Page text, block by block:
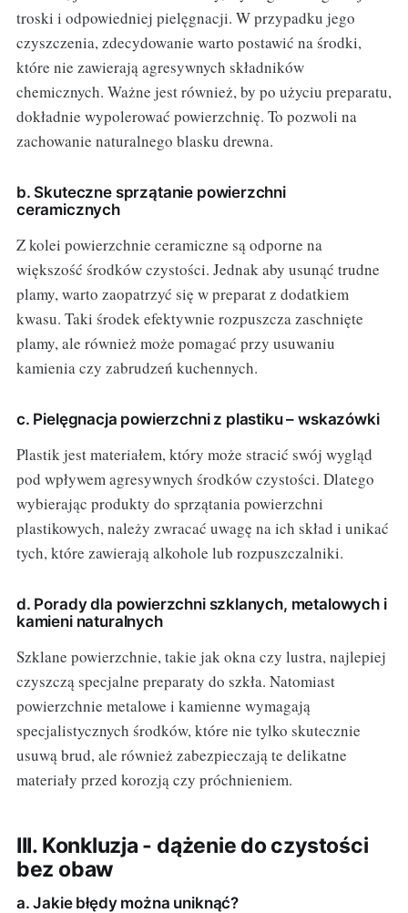
troski i odpowiedniej pielęgnacji. W przypadku jego
czyszczenia, zdecydowanie warto postawić na środki,
które nie zawierają agresywnych składników
chemicznych. Ważne jest również, by po użyciu preparatu,
dokładnie wypolerować powierzchnię. To pozwoli na
zachowanie naturalnego blasku drewna.
b. Skuteczne sprzątanie powierzchni
ceramicznych
Z kolei powierzchnie ceramiczne są odporne na
większość środków czystości. Jednak aby usunąć trudne
plamy, warto zaopatrzyć się w preparat z dodatkiem
kwasu. Taki środek efektywnie rozpuszcza zaschnięte
plamy, ale również może pomagać przy usuwaniu
kamienia czy zabrudzeń kuchennych.
c. Pielęgnacja powierzchni z plastiku – wskazówki
Plastik jest materiałem, który może stracić swój wygląd
pod wpływem agresywnych środków czystości. Dlatego
wybierając produkty do sprzątania powierzchni
plastikowych, należy zwracać uwagę na ich skład i unikać
tych, które zawierają alkohole lub rozpuszczalniki.
d. Porady dla powierzchni szklanych, metalowych i
kamieni naturalnych
Szklane powierzchnie, takie jak okna czy lustra, najlepiej
czyszczą specjalne preparaty do szkła. Natomiast
powierzchnie metalowe i kamienne wymagają
specjalistycznych środków, które nie tylko skutecznie
usuwą brud, ale również zabezpieczają te delikatne
materiały przed korozją czy próchnieniem.
III. Konkluzja - dążenie do czystości
bez obaw
a. Jakie błędy można uniknąć?